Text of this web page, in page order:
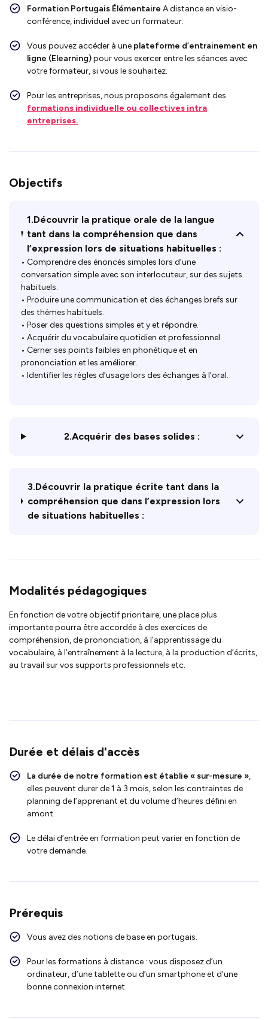
Formation Portugais Élémentaire A distance en visio-
conférence, individuel avec un formateur.
Vous pouvez accéder à une plateforme d’entrainement en
ligne (Elearning)pour vous exercer entre les séances avec
votre formateur, si vous le souhaitez.
Pour les entreprises, nous proposons également des
formations individuelle ou collectives intra
entreprises.
Objectifs
1.Découvrir la pratique orale de la langue
tant dans la compréhension que dans
l’expression lors de situations habituelles :
• Comprendre des énoncés simples lors d’une
conversation simple avec son interlocuteur, sur des sujets
habituels.
• Produire une communication et des échanges brefs sur
des thèmes habituels.
• Poser des questions simples et y et répondre.
• Acquérir du vocabulaire quotidien et professionnel
• Cerner ses points faibles en phonétique et en
prononciation et les améliorer.
• Identifier les règles d’usage lors des échanges à l’oral.
2.Acquérir des bases solides :
3.Découvrir la pratique écrite tant dans la
compréhension que dans l’expression lors
de situations habituelles :
Modalités pédagogiques
En fonction de votre objectif prioritaire, une place plus
importante pourra être accordée à des exercices de
compréhension, de prononciation, à l’apprentissage du
vocabulaire, à l’entraînement à la lecture, à la production d’écrits,
au travail sur vos supports professionnels etc.
Durée et délais d'accès
La durée de notre formation est établie « sur-mesure »,
elles peuvent durer de 1 à 3 mois, selon les contraintes de
planning de l’apprenant et du volume d’heures défini en
amont.
Ledélai d’entrée en formation peut varier en fonction de
votre demande.
Prérequis
Vous avez des notions de base en portugais.
Pour les formations à distance : vous disposez d’un
ordinateur, d’une tablette ou d’un smartphone et d’une
bonne connexion internet.